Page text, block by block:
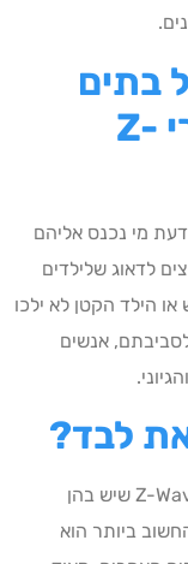
בתים
Z-
מי נכנס אליהם
לדאוג שלילדים
הילד הקטן לא ילכו
לסביבתם, אנשים
לבד?
כאמור לעיל, בהחלט. ניתן לרכוש מערכות Z-Wave שיש בהן
ביותר הוא